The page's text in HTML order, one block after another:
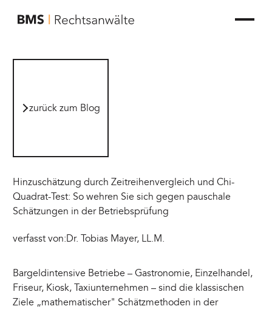
zur Startseite von BMS Rechtsanwälte
zurück zum Blog
Hinzuschätzung durch Zeitreihenvergleich und Chi-
Quadrat-Test: So wehren Sie sich gegen pauschale
Schätzungen in der Betriebsprüfung
verfasst von:Dr. Tobias Mayer, LL.M.
Bargeldintensive Betriebe – Gastronomie, Einzelhandel,
Friseur, Kiosk, Taxiunternehmen – sind die klassischen
Ziele „mathematischer" Schätzmethoden in der